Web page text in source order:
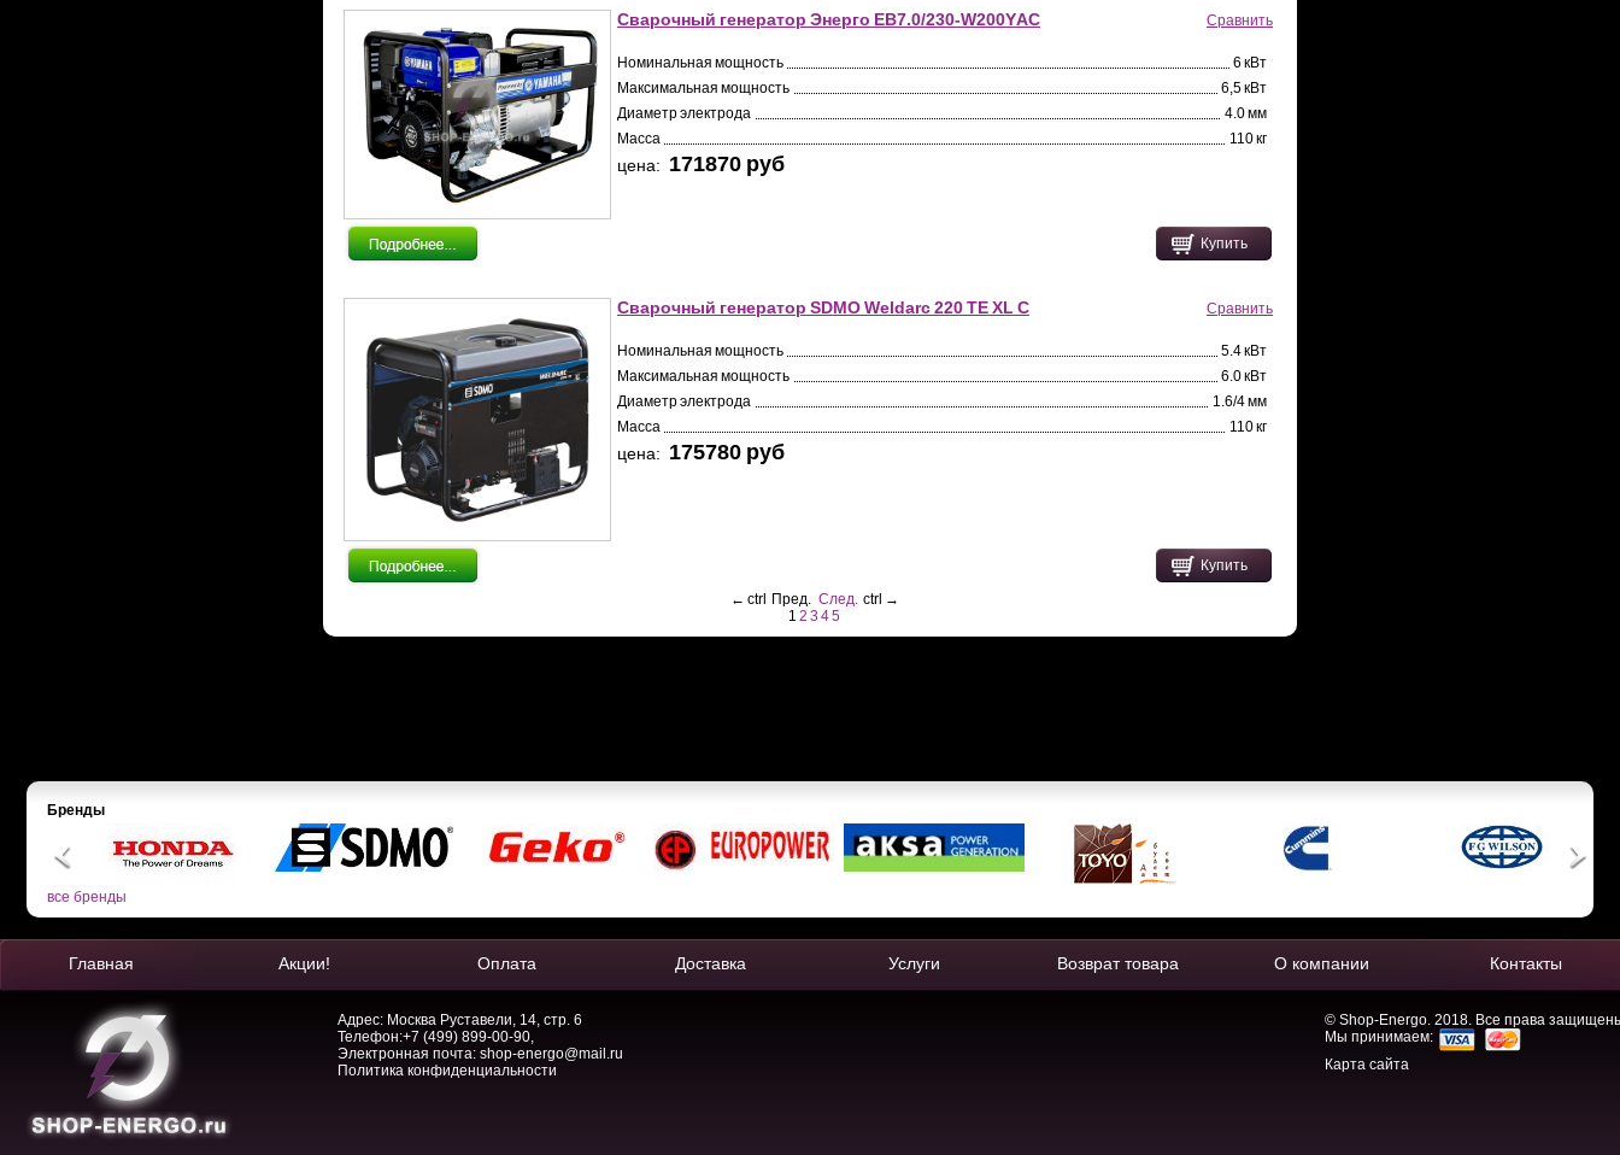
Сварочный генератор Энерго EB7.0/230-W200YАC Сравнить
Номинальная мощность
6 кВт
Максимальная мощность
6,5 кВт
Диаметр электрода
4.0 мм
Масса
110 кг
цена: 171870 pуб
Купить
Сварочный генератор SDMO Weldarc 220 TE XL C Сравнить
Номинальная мощность
5.4 кВт
Максимальная мощность
6.0 кВт
Диаметр электрода
1.6/4 мм
Масса
110 кг
цена: 175780 pуб
Купить
← ctrl Пред. След. ctrl →
1 2 3 45
Бренды
все бренды
Главная Акции! Оплата Доставка Услуги Возврат товара О компании Контакты
Адрес: Москва Руставели, 14, стр. 6
Телефон:+7 (499) 899-00-90,
Электронная почта: shop-energo@mail.ru
Политика конфиденциальности
© Shop-Energo. 2018. Все права
Мы принимаем:
Карта сайта